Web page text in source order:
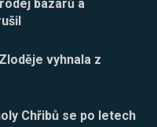
bazarů a
vyhnala z
Chřibů se po letech